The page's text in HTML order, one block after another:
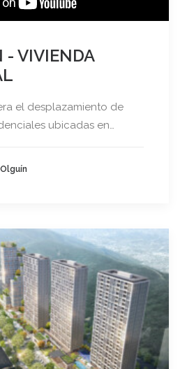
- VIVIENDA
el desplazamiento de
ubicadas en…